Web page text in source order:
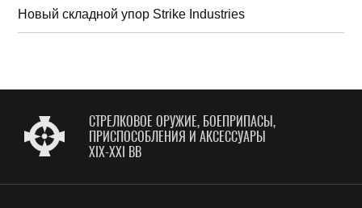
Новый складной упор Strike Industries
СТРЕЛКОВОЕ ОРУЖИЕ, БОЕПРИПАСЫ,
ПРИСПОСОБЛЕНИЯ И АКСЕССУАРЫ
XIX-XXI ВВ